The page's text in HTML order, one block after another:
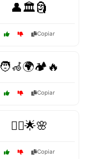
👤🏛️🗿
Copiar
🧑‍🦽🌍🏕️🔥
Copiar
🧚‍♀️🌟🌸
Copiar